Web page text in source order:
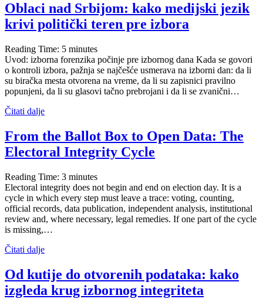
Oblaci nad Srbijom: kako medijski jezik
krivi politički teren pre izbora
Reading Time: 5 minutes
Uvod: izborna forenzika počinje pre izbornog dana Kada se govori
o kontroli izbora, pažnja se najčešće usmerava na izborni dan: da li
su biračka mesta otvorena na vreme, da li su zapisnici pravilno
popunjeni, da li su glasovi tačno prebrojani i da li se zvanični…
Čitati dalje
From the Ballot Box to Open Data: The
Electoral Integrity Cycle
Reading Time: 3 minutes
Electoral integrity does not begin and end on election day. It is a
cycle in which every step must leave a trace: voting, counting,
official records, data publication, independent analysis, institutional
review and, where necessary, legal remedies. If one part of the cycle
is missing,…
Čitati dalje
Od kutije do otvorenih podataka: kako
izgleda krug izbornog integriteta